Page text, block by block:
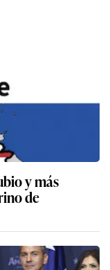
y más
de